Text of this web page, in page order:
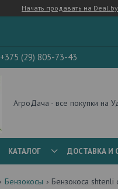
Начать продавать на Deal.by
+375 (29) 805-73-43
АгроДача - все покупки на
КАТАЛОГ ДОСТАВКА И
Бензокосы Бензокоса